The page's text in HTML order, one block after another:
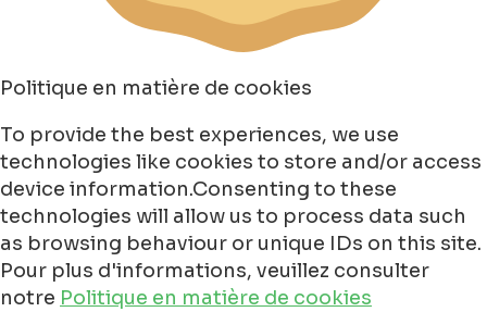
Politique en matière de cookies
To provide the best experiences, we use
technologies like cookies to store and/or access
device information.Consenting to these
technologies will allow us to process data such
as browsing behaviour or unique IDs on this site.
Pour plus d'informations, veuillez consulter
notre Politique en matière de cookies